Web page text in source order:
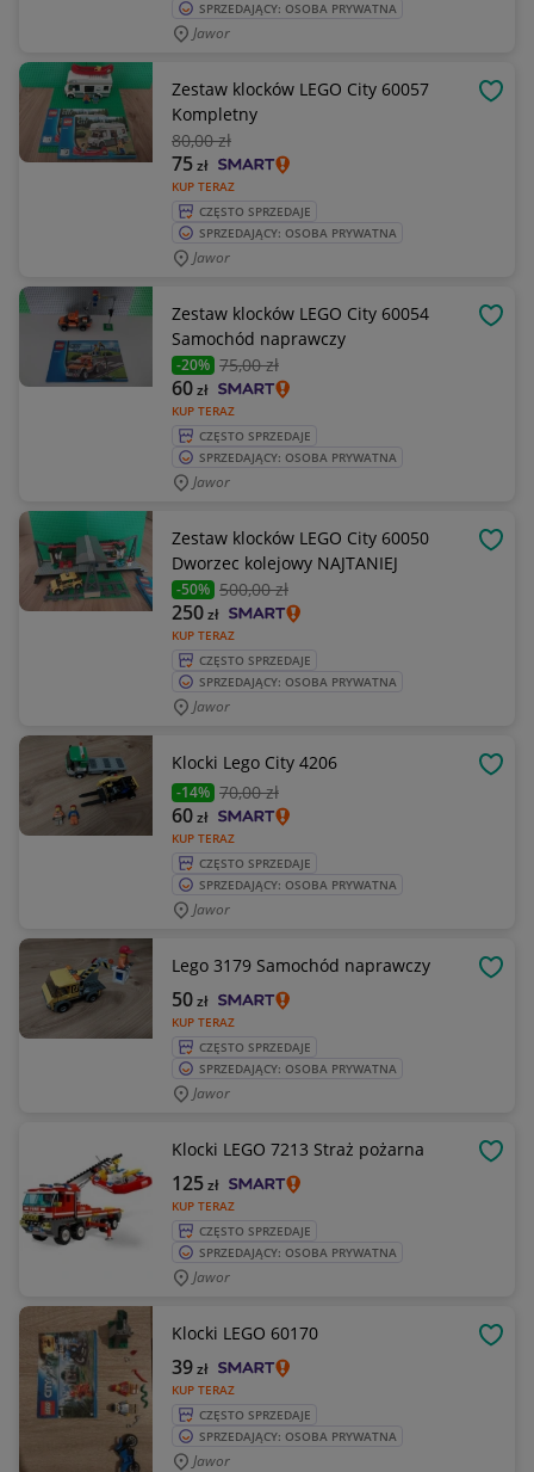
SPRZEDAJĄCY: OSOBA PRYWATNA
Jawor
Zestaw klocków LEGO City 60057
Kompletny
80,00 zł
KUP TERAZ
75zł
CZĘSTO SPRZEDAJE
SPRZEDAJĄCY: OSOBA PRYWATNA
Jawor
Zestaw klocków LEGO City 60054
Samochód naprawczy
-20% 75,00 zł
KUP TERAZ
60zł
CZĘSTO SPRZEDAJE
SPRZEDAJĄCY: OSOBA PRYWATNA
Jawor
Zestaw klocków LEGO City 60050
Dworzec kolejowy NAJTANIEJ
-50% 500,00 zł
KUP TERAZ
250zł
CZĘSTO SPRZEDAJE
SPRZEDAJĄCY: OSOBA PRYWATNA
Jawor
Klocki Lego City 4206
-14% 70,00 zł
KUP TERAZ
60zł
CZĘSTO SPRZEDAJE
SPRZEDAJĄCY: OSOBA PRYWATNA
Jawor
Lego 3179 Samochód naprawczy
KUP TERAZ
50zł
CZĘSTO SPRZEDAJE
SPRZEDAJĄCY: OSOBA PRYWATNA
Jawor
Klocki LEGO 7213 Straż pożarna
KUP TERAZ
125zł
CZĘSTO SPRZEDAJE
SPRZEDAJĄCY: OSOBA PRYWATNA
Jawor
Klocki LEGO 60170
KUP TERAZ
39zł
CZĘSTO SPRZEDAJE
SPRZEDAJĄCY: OSOBA PRYWATNA
Jawor